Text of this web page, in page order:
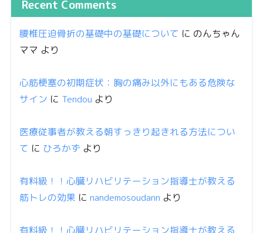
Recent Comments
腰椎圧迫骨折の基礎中の基礎について に のんちゃん
ママ より
心筋梗塞の初期症状：胸の痛み以外にもある危険な
サイン に Tendou より
医療従事者が教える朝すっきり起きれる方法につい
て に ひろかず より
有料級！！心臓リハビリテーション指導士が教える
筋トレの効果 に nandemosoudann より
有料級！！心臓リハビリテーション指導士が教える